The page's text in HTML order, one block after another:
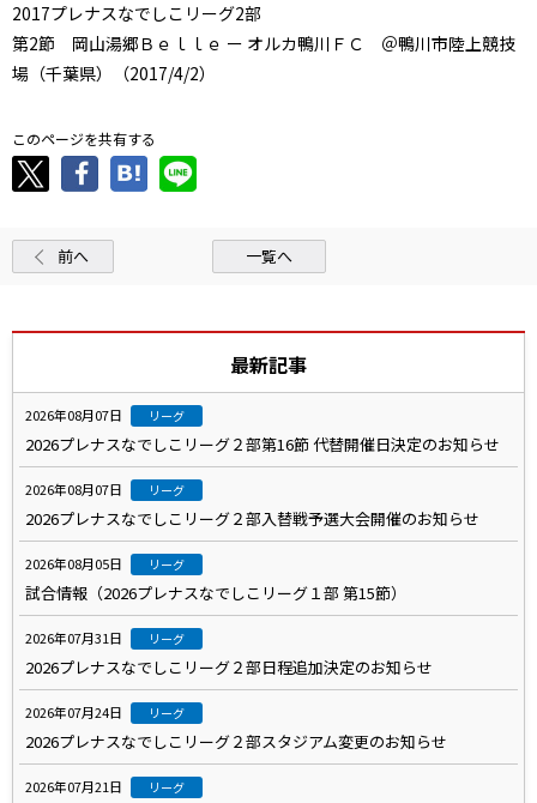
2017プレナスなでしこリーグ2部
第2節 岡山湯郷Ｂｅｌｌｅ ー オルカ鴨川ＦＣ ＠鴨川市陸上競技
場（千葉県）（2017/4/2）
このページを共有する
前へ 一覧へ
最新記事
2026年08月07日 リーグ
2026プレナスなでしこリーグ２部第16節 代替開催日決定のお知らせ
2026年08月07日 リーグ
2026プレナスなでしこリーグ２部入替戦予選大会開催のお知らせ
2026年08月05日 リーグ
試合情報（2026プレナスなでしこリーグ１部 第15節）
2026年07月31日 リーグ
2026プレナスなでしこリーグ２部日程追加決定のお知らせ
2026年07月24日 リーグ
2026プレナスなでしこリーグ２部スタジアム変更のお知らせ
2026年07月21日 リーグ